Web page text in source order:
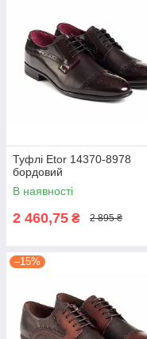
Туфлі Etor 14370-8978
бордовий
В наявності
2 460,75 ₴ 2 895 ₴
–15%